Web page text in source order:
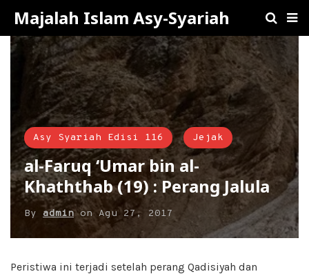
Majalah Islam Asy-Syariah
Asy Syariah Edisi 116 Jejak
al-Faruq ‘Umar bin al-
Khaththab (19) : Perang Jalula
By adminonAgu 27, 2017
Peristiwa ini terjadi setelah perang Qadisiyah dan